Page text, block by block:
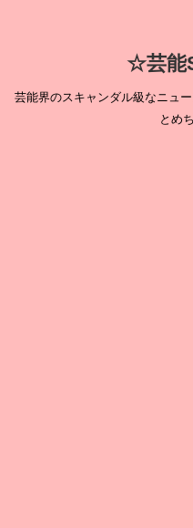
☆芸能
芸能界のスキャンダル級なニュ
とめ